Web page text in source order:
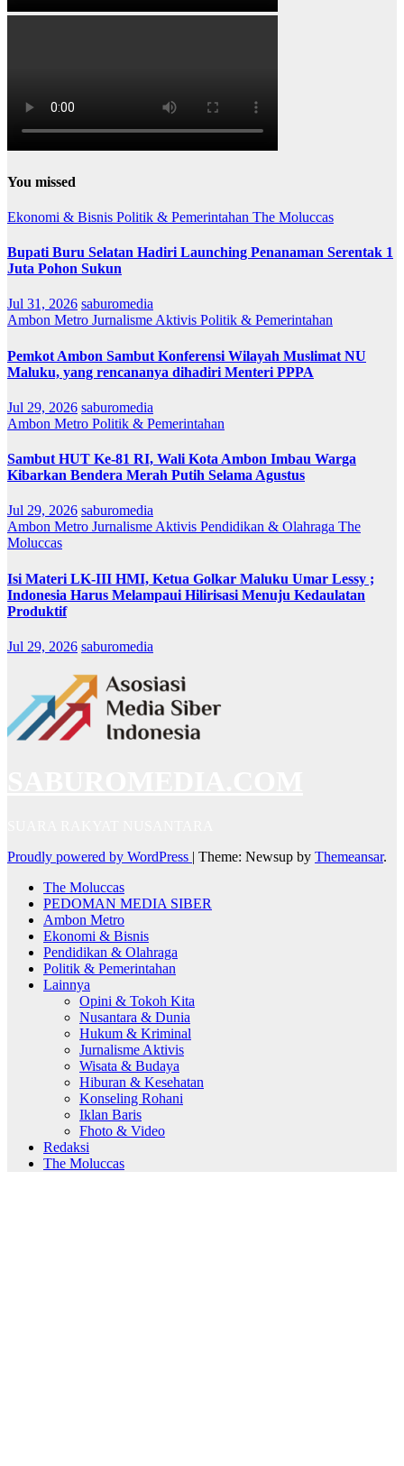
You missed
Ekonomi & Bisnis Politik & Pemerintahan The Moluccas
Bupati Buru Selatan Hadiri Launching Penanaman Serentak 1
Juta Pohon Sukun
Jul 31, 2026 saburomedia
Ambon Metro Jurnalisme Aktivis Politik & Pemerintahan
Pemkot Ambon Sambut Konferensi Wilayah Muslimat NU
Maluku, yang rencananya dihadiri Menteri PPPA
Jul 29, 2026 saburomedia
Ambon Metro Politik & Pemerintahan
Sambut HUT Ke-81 RI, Wali Kota Ambon Imbau Warga
Kibarkan Bendera Merah Putih Selama Agustus
Jul 29, 2026 saburomedia
Ambon Metro Jurnalisme Aktivis Pendidikan & Olahraga The
Moluccas
Isi Materi LK-III HMI, Ketua Golkar Maluku Umar Lessy ;
Indonesia Harus Melampaui Hilirisasi Menuju Kedaulatan
Produktif
Jul 29, 2026 saburomedia
Proudly powered by WordPress | Theme: Newsup by Themeansar.
The Moluccas
PEDOMAN MEDIA SIBER
Ambon Metro
Ekonomi & Bisnis
Pendidikan & Olahraga
Politik & Pemerintahan
Lainnya
Opini & Tokoh Kita
Nusantara & Dunia
Hukum & Kriminal
Jurnalisme Aktivis
Wisata & Budaya
Hiburan & Kesehatan
Konseling Rohani
Iklan Baris
Fhoto & Video
Redaksi
The Moluccas